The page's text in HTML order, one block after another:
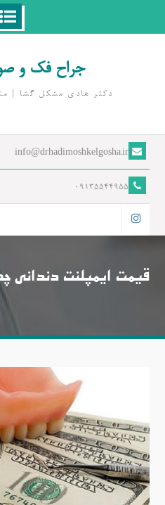
جراح فک و
دکتر هادی مشکل گشا |
info@drhadimoshkelgosha.ir
09135544955
قیمت ایمپلنت دندانی